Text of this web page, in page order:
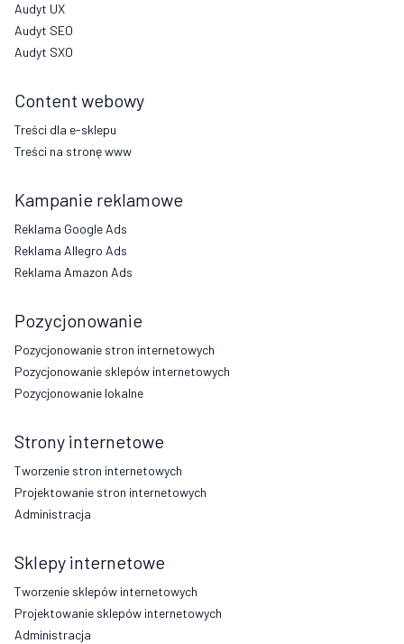
Audyt UX
Audyt SEO
Audyt SXO
Content webowy
Treści dla e-sklepu
Treści na stronę www
Kampanie reklamowe
Reklama Google Ads
Reklama Allegro Ads
Reklama Amazon Ads
Pozycjonowanie
Pozycjonowanie stron internetowych
Pozycjonowanie sklepów internetowych
Pozycjonowanie lokalne
Strony internetowe
Tworzenie stron internetowych
Projektowanie stron internetowych
Administracja
Sklepy internetowe
Tworzenie sklepów internetowych
Projektowanie sklepów internetowych
Administracja